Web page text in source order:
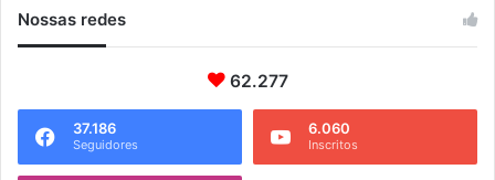
Nossas redes
62.277
37.186
Seguidores
6.060
Inscritos